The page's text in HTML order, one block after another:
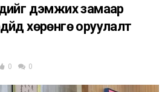
дэмжих замаар
хөрөнгө оруулалт
0 0